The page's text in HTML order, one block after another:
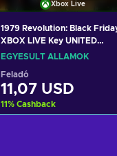
Xbox Live
1979 Revolution: Black
XBOX LIVE Key UNITED
STATES
EGYESÜLT ÁLLAMOK
Feladó
11,07 USD
11% Cashback